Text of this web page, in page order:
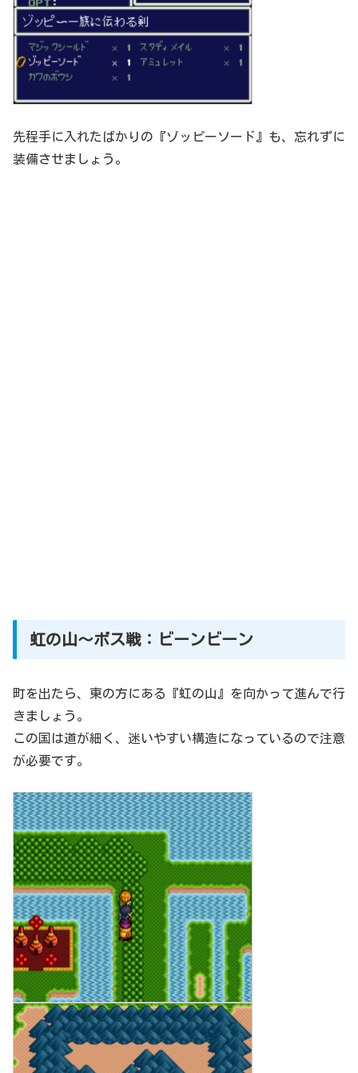
先程手に入れたばかりの『ゾッピーソード』も、忘れずに
装備させましょう。
虹の山～ボス戦：ビーンビーン
町を出たら、東の方にある『虹の山』を向かって進んで行
きましょう。
この国は道が細く、迷いやすい構造になっているので注意
が必要です。